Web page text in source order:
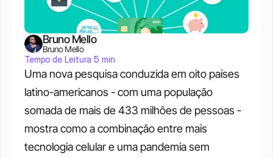
Uma nova pesquisa conduzida em oito países
latino-americanos - com uma população
somada de mais de 433 milhões de pessoas -
mostra como a combinação entre mais
tecnologia celular e uma pandemia sem
Bruno Mello
Bruno Mello
Tempo de Leitura 5 min